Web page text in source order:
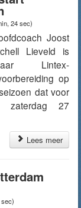
24 sec)
Joost
Lieveld is
Lintex-
op
dat voor
zaterdag 27
Lees meer